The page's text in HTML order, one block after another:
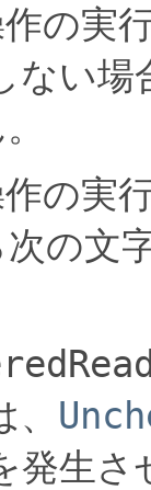
の実
ない場
の実
の文
、
発生さ